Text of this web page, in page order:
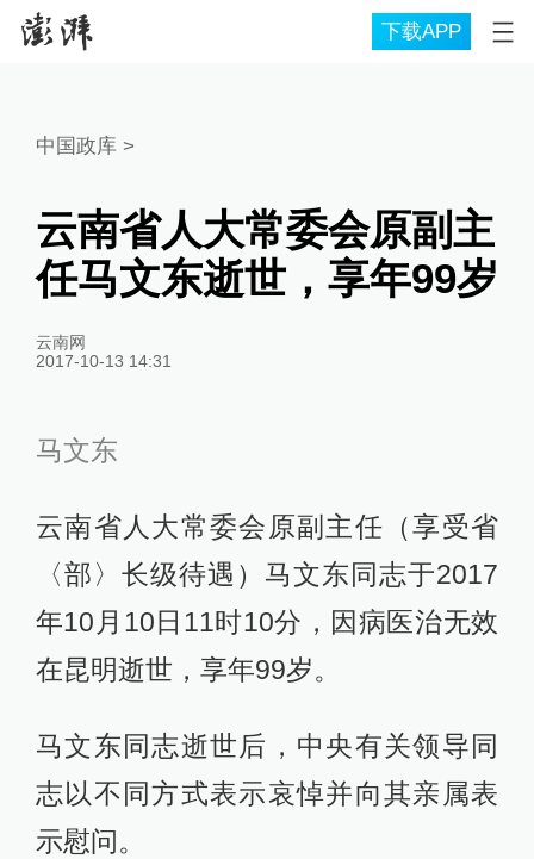
下载APP
中国政库 >
云南省人大常委会原副主
任马文东逝世，享年99岁
云南网
2017-10-13 14:31
马文东
云南省人大常委会原副主任（享受省
〈部〉长级待遇）马文东同志于2017
年10月10日11时10分，因病医治无效
在昆明逝世，享年99岁。
马文东同志逝世后，中央有关领导同
志以不同方式表示哀悼并向其亲属表
示慰问。